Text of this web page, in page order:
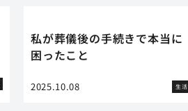
私が葬儀後の手続きで本当に
困ったこと
2025.10.08 生活